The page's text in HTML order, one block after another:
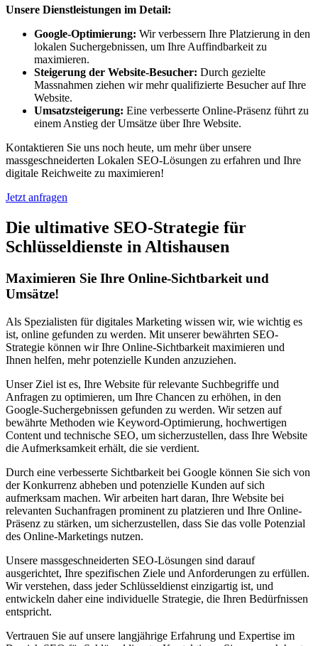
Unsere Dienstleistungen im Detail:
Google-Optimierung: Wir verbessern Ihre Platzierung in den
lokalen Suchergebnissen, um Ihre Auffindbarkeit zu
maximieren.
Steigerung der Website-Besucher: Durch gezielte
Massnahmen ziehen wir mehr qualifizierte Besucher auf Ihre
Website.
Umsatzsteigerung: Eine verbesserte Online-Präsenz führt zu
einem Anstieg der Umsätze über Ihre Website.
Kontaktieren Sie uns noch heute, um mehr über unsere
massgeschneiderten Lokalen SEO-Lösungen zu erfahren und Ihre
digitale Reichweite zu maximieren!
Jetzt anfragen
Die ultimative SEO-Strategie für
Schlüsseldienste in Altishausen
Maximieren Sie Ihre Online-Sichtbarkeit und
Umsätze!
Als Spezialisten für digitales Marketing wissen wir, wie wichtig es
ist, online gefunden zu werden. Mit unserer bewährten SEO-
Strategie können wir Ihre Online-Sichtbarkeit maximieren und
Ihnen helfen, mehr potenzielle Kunden anzuziehen.
Unser Ziel ist es, Ihre Website für relevante Suchbegriffe und
Anfragen zu optimieren, um Ihre Chancen zu erhöhen, in den
Google-Suchergebnissen gefunden zu werden. Wir setzen auf
bewährte Methoden wie Keyword-Optimierung, hochwertigen
Content und technische SEO, um sicherzustellen, dass Ihre Website
die Aufmerksamkeit erhält, die sie verdient.
Durch eine verbesserte Sichtbarkeit bei Google können Sie sich von
der Konkurrenz abheben und potenzielle Kunden auf sich
aufmerksam machen. Wir arbeiten hart daran, Ihre Website bei
relevanten Suchanfragen prominent zu platzieren und Ihre Online-
Präsenz zu stärken, um sicherzustellen, dass Sie das volle Potenzial
des Online-Marketings nutzen.
Unsere massgeschneiderten SEO-Lösungen sind darauf
ausgerichtet, Ihre spezifischen Ziele und Anforderungen zu erfüllen.
Wir verstehen, dass jeder Schlüsseldienst einzigartig ist, und
entwickeln daher eine individuelle Strategie, die Ihren Bedürfnissen
entspricht.
Vertrauen Sie auf unsere langjährige Erfahrung und Expertise im